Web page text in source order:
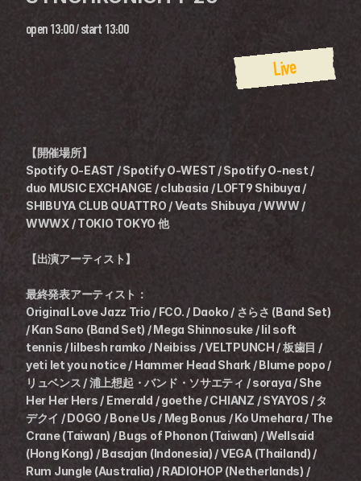
open 13:00 / start 13:00
Live
【開催場所】
Spotify O-EAST / Spotify O-WEST / Spotify O-nest /
duo MUSIC EXCHANGE / clubasia / LOFT9 Shibuya /
SHIBUYA CLUB QUATTRO / Veats Shibuya / WWW /
WWWX / TOKIO TOKYO 他
【出演アーティスト】
最終発表アーティスト：
Original Love Jazz Trio / FCO. / Daoko / さらさ (Band Set)
/ Kan Sano (Band Set) / Mega Shinnosuke / lil soft
tennis / lilbesh ramko / Neibiss / VELTPUNCH / 板歯目 /
yeti let you notice / Hammer Head Shark / Blume popo /
リュベンス / 浦上想起・バンド・ソサエティ / soraya / She
Her Her Hers / Emerald / goethe / CHIANZ / SYAYOS / タ
デクイ / DOGO / Bone Us / Meg Bonus / Ko Umehara / The
Crane (Taiwan) / Bugs of Phonon (Taiwan) / Wellsaid
(Hong Kong) / Basajan (Indonesia) / VEGA (Thailand) /
Rum Jungle (Australia) / RADIOHOP (Netherlands) /